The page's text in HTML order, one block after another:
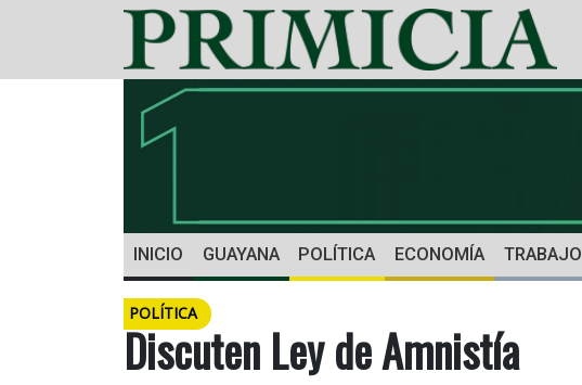
INICIO GUAYANA POLÍTICA ECONOMÍA TRABAJO
POLÍTICA
Discuten Ley de Amnistía